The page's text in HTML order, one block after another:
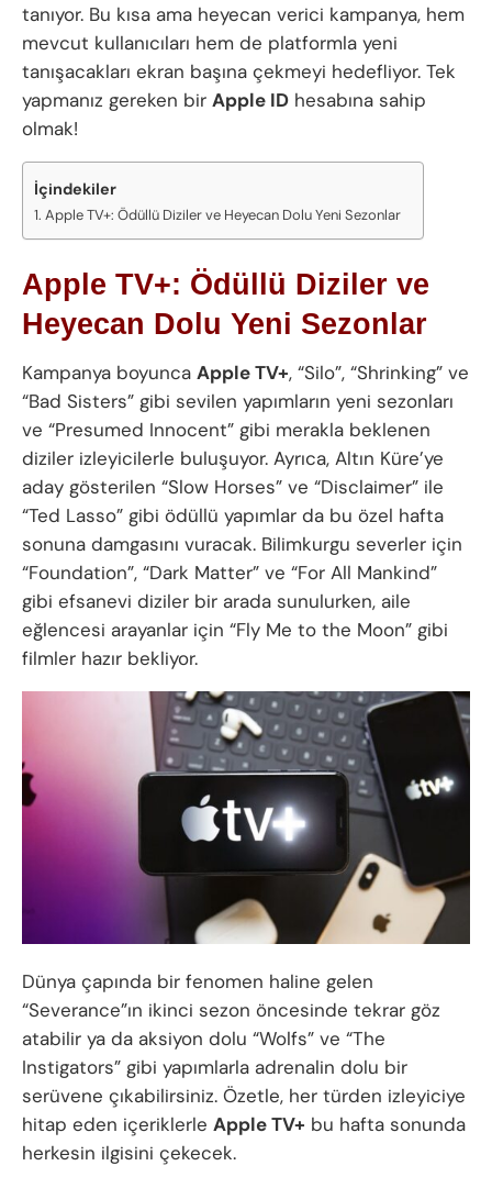
tanıyor. Bu kısa ama heyecan verici kampanya, hem
mevcut kullanıcıları hem de platformla yeni
tanışacakları ekran başına çekmeyi hedefliyor. Tek
yapmanız gereken bir Apple ID hesabına sahip
olmak!
İçindekiler
Apple TV+: Ödüllü Diziler ve Heyecan Dolu Yeni Sezonlar
Apple TV+: Ödüllü Diziler ve
Heyecan Dolu Yeni Sezonlar
Kampanya boyunca Apple TV+, “Silo”, “Shrinking” ve
“Bad Sisters” gibi sevilen yapımların yeni sezonları
ve “Presumed Innocent” gibi merakla beklenen
diziler izleyicilerle buluşuyor. Ayrıca, Altın Küre’ye
aday gösterilen “Slow Horses” ve “Disclaimer” ile
“Ted Lasso” gibi ödüllü yapımlar da bu özel hafta
sonuna damgasını vuracak. Bilimkurgu severler için
“Foundation”, “Dark Matter” ve “For All Mankind”
gibi efsanevi diziler bir arada sunulurken, aile
eğlencesi arayanlar için “Fly Me to the Moon” gibi
filmler hazır bekliyor.
Dünya çapında bir fenomen haline gelen
“Severance”ın ikinci sezon öncesinde tekrar göz
atabilir ya da aksiyon dolu “Wolfs” ve “The
Instigators” gibi yapımlarla adrenalin dolu bir
serüvene çıkabilirsiniz. Özetle, her türden izleyiciye
hitap eden içeriklerle Apple TV+ bu hafta sonunda
herkesin ilgisini çekecek.